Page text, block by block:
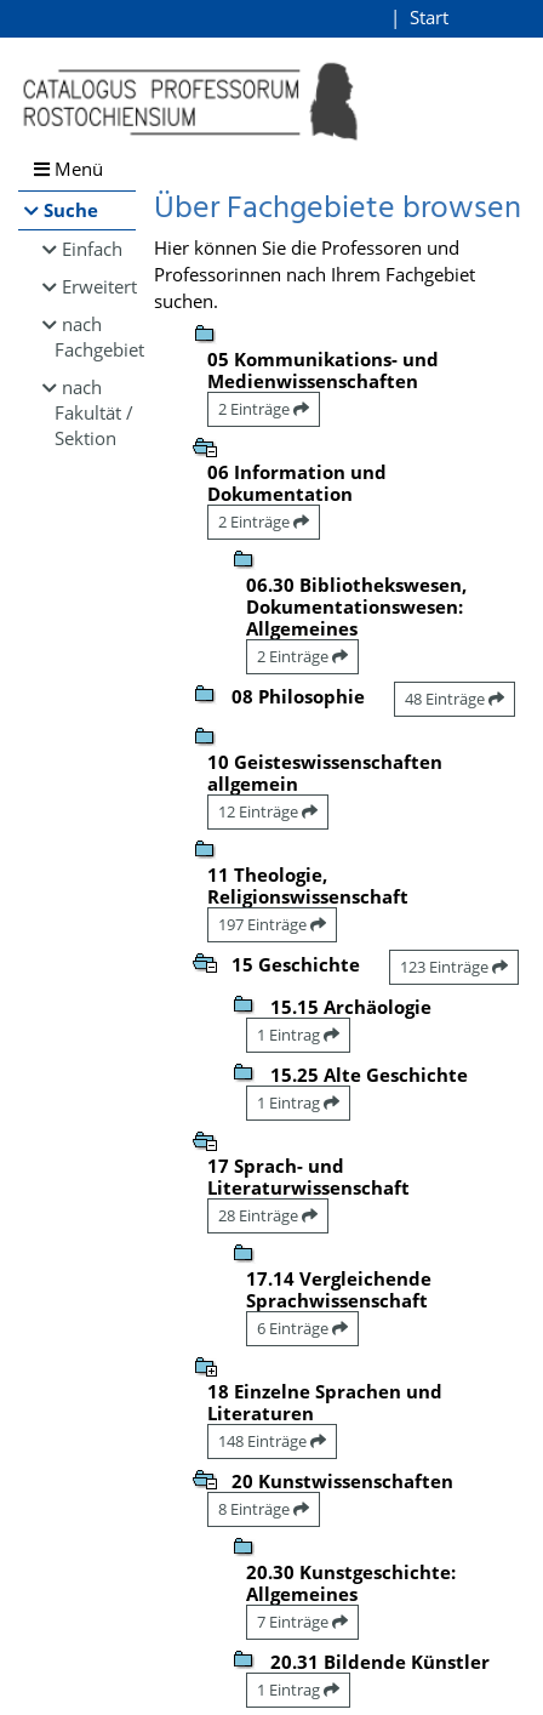
Browsen
direkt zum Inhalt
Start
Menü
Suche
Einfach
Erweitert
nach
Fachgebiet
nach
Fakultät /
Sektion
Über Fachgebiete browsen
Hier können Sie die Professoren und
Professorinnen nach Ihrem Fachgebiet
suchen.
05 Kommunikations- und
Medienwissenschaften
2 Einträge
06 Information und
Dokumentation
2 Einträge
06.30 Bibliothekswesen,
Dokumentationswesen:
Allgemeines
2 Einträge
08 Philosophie 48 Einträge
10 Geisteswissenschaften
allgemein
12 Einträge
11 Theologie,
Religionswissenschaft
197 Einträge
15 Geschichte 123 Einträge
15.15 Archäologie
1 Eintrag
15.25 Alte Geschichte
1 Eintrag
17 Sprach- und
Literaturwissenschaft
28 Einträge
17.14 Vergleichende
Sprachwissenschaft
6 Einträge
18 Einzelne Sprachen und
Literaturen
148 Einträge
20 Kunstwissenschaften
8 Einträge
20.30 Kunstgeschichte:
Allgemeines
7 Einträge
20.31 Bildende Künstler
1 Eintrag